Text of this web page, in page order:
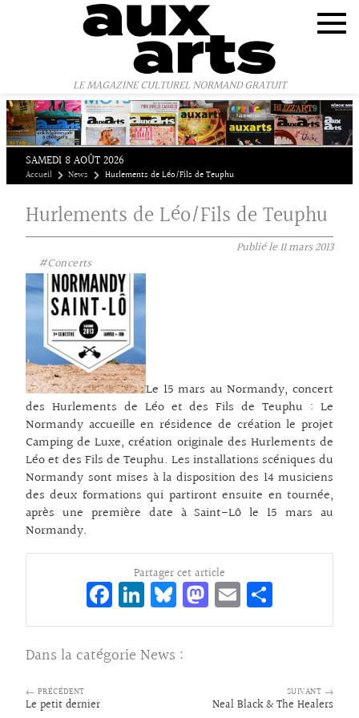
LE MAGAZINE CULTUREL NORMAND GRATUIT
SAMEDI 8 AOÛT 2026
Accueil News Hurlements de Léo/Fils de Teuphu
Hurlements de Léo/Fils de Teuphu
Publié le11 mars 2013
#Concerts
Le 15 mars au Normandy, concert
des Hurlements de Léo et des Fils de Teuphu : Le
Normandy accueille en résidence de création le projet
Camping de Luxe, création originale des Hurlements de
Léo et des Fils de Teuphu. Les installations scéniques du
Normandy sont mises à la disposition des 14 musiciens
des deux formations qui partiront ensuite en tournée,
après une première date à Saint-Lô le 15 mars au
Normandy.
Partager cet article
Fa
ce
bo
o
Li
n
ke
dI
Bl
ue
sk
M
as
o
E
m rt
Dans la catégorie News :
← PRÉCÉDENT
Le petit dernier
SUIVANT →
Neal Black & The Healers
Panneau de gestion des cookies